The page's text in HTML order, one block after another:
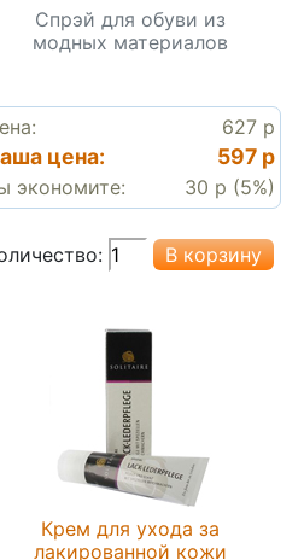
Спрэй для обуви из
модных материалов
627 р
цена: 597 р
экономите: 30 р (5%)
Крем для ухода за
лакированной кожи